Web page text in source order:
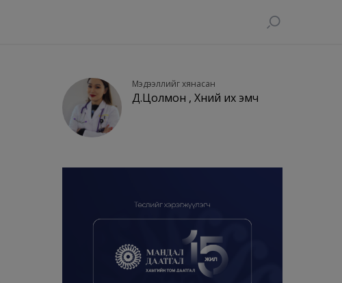
Мэдээллийг хянасан
Д.Цолмон , Хүний их эмч